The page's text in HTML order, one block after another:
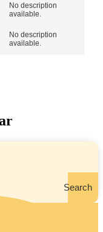
No description
available.
No description
available.
Search